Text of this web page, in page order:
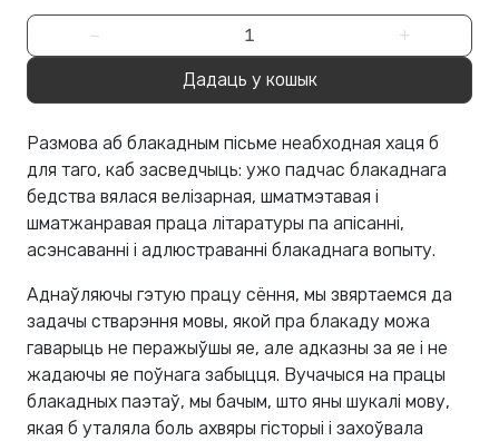
− +
Дадаць у кошык
Размова аб блакадным пісьме неабходная хаця б
для таго, каб засведчыць: ужо падчас блакаднага
бедства вялася велізарная, шматмэтавая і
шматжанравая праца літаратуры па апісанні,
асэнсаванні і адлюстраванні блакаднага вопыту.
Аднаўляючы гэтую працу сёння, мы звяртаемся да
задачы стварэння мовы, якой пра блакаду можа
гаварыць не перажыўшы яе, але адказны за яе і не
жадаючы яе поўнага забыцця. Вучачыся на працы
блакадных паэтаў, мы бачым, што яны шукалі мову,
якая б уталяла боль ахвяры гісторыі і захоўвала